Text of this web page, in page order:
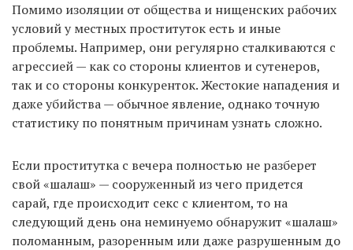
Помимо изоляции от общества и нищенских рабочих
условий у местных проституток есть и иные
проблемы. Например, они регулярно сталкиваются с
агрессией — как со стороны клиентов и сутенеров,
так и со стороны конкуренток. Жестокие нападения и
даже убийства — обычное явление, однако точную
статистику по понятным причинам узнать сложно.
Если проститутка с вечера полностью не разберет
свой «шалаш» — сооруженный из чего придется
сарай, где происходит секс с клиентом, то на
следующий день она неминуемо обнаружит «шалаш»
поломанным, разоренным или даже разрушенным до